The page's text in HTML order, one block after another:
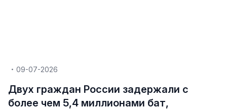
09-07-2026
Двух граждан России задержали с
более чем 5,4 миллионами бат,